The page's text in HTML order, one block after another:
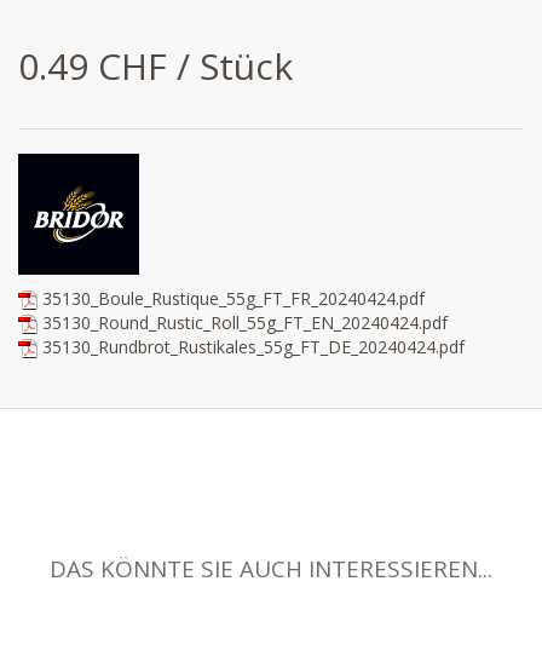
0.49 CHF / Stück
35130_Boule_Rustique_55g_FT_FR_20240424.pdf
35130_Round_Rustic_Roll_55g_FT_EN_20240424.pdf
35130_Rundbrot_Rustikales_55g_FT_DE_20240424.pdf
DAS KÖNNTE SIE AUCH INTERESSIEREN...